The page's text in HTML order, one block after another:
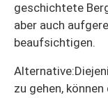
geschichtete
aber auch
beaufsichtigen.
Alternative:
zu gehen,